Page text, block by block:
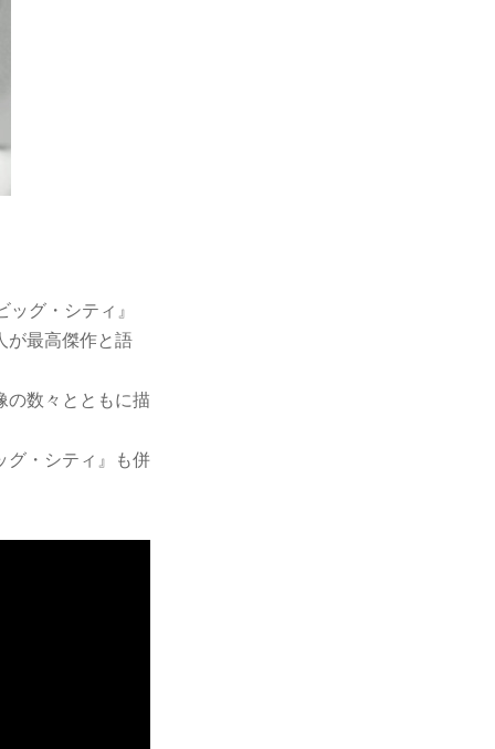
グ・シティ』
が最高傑作と語
の数々とともに描
グ・シティ』も併